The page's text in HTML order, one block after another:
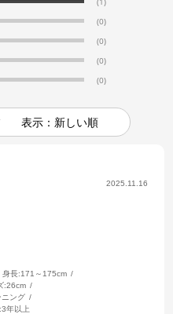
(0)
(0)
(0)
(0)
表示：新しい順
2025.11.16
身長:171～175cm
:26cm
ニング
3年以上